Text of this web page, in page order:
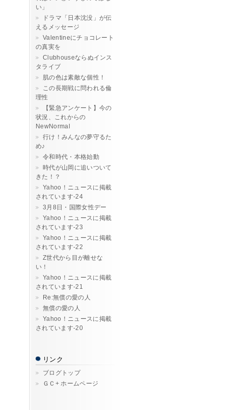
い」
ドラマ「日本沈没」が伝
えるメッセージ
Valentineにチョコレート
の真実を
Clubhouseならぬインス
タライブ
肌の色は素敵な個性！
この長期戦に問われる倫
理性
【緊急アンケート】今の
状況、これからの
NewNormal
行け！みんなの夢守るた
め♪
令和時代・本格始動
時代が山岡に追いついて
きた！？
Yahoo！ニュースに掲載
されています-24
3月8日・国際女性デー
Yahoo！ニュースに掲載
されています-23
Yahoo！ニュースに掲載
されています-22
Z世代から目が離せな
い！
Yahoo！ニュースに掲載
されています-21
Re:無償の愛の人
無償の愛の人
Yahoo！ニュースに掲載
されています-20
リンク
ブログトップ
ＧＣ+ ホームページ